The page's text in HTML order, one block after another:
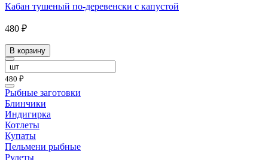
Кабан тушеный по-деревенски с капустой
480 ₽
В корзину
480 ₽
Рыбные заготовки
Блинчики
Индигирка
Котлеты
Купаты
Пельмени рыбные
Рулеты